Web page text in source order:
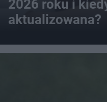
2026 roku i
aktualizowana?